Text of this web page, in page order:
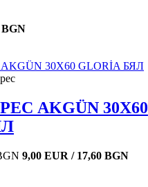
BGN
AKGÜN 30X60
9,00 EUR / 17,60 BGN